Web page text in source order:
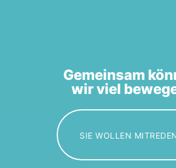
Gemeinsam
wir viel
SIE WOLLEN